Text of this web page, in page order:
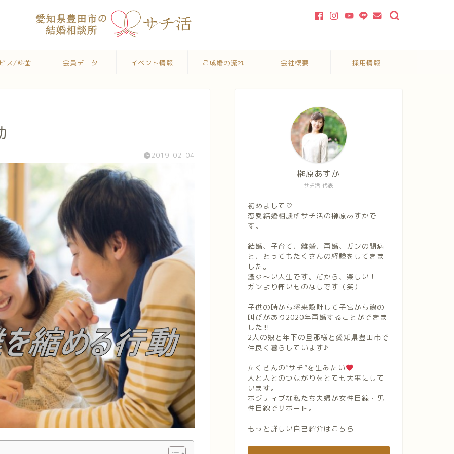
ス/料金 会員データ イベント情報 ご成婚の流れ 会社概要 採用情報
2019-02-04
サチ活 代表
榊原あすか
初めまして♡
恋愛結婚相談所サチ活の榊原あすかで
す。
結婚、子育て、離婚、再婚、ガンの闘病
と、とってもたくさんの経験をしてきま
した。
濃ゆ〜い人生です。だから、楽しい！
ガンより怖いものなしです（笑）
子供の時から将来設計して子宮から魂の
叫びがあり2020年再婚することができま
した‼︎
2人の娘と年下の旦那様と愛知県豊田市で
仲良く暮らしています♪
たくさんの″サチ”を生みたい
人と人とのつながりをとても大事にして
います。
ポジティブな私たち夫婦が女性目線・男
性目線でサポート。
もっと詳しい自己紹介はこちら